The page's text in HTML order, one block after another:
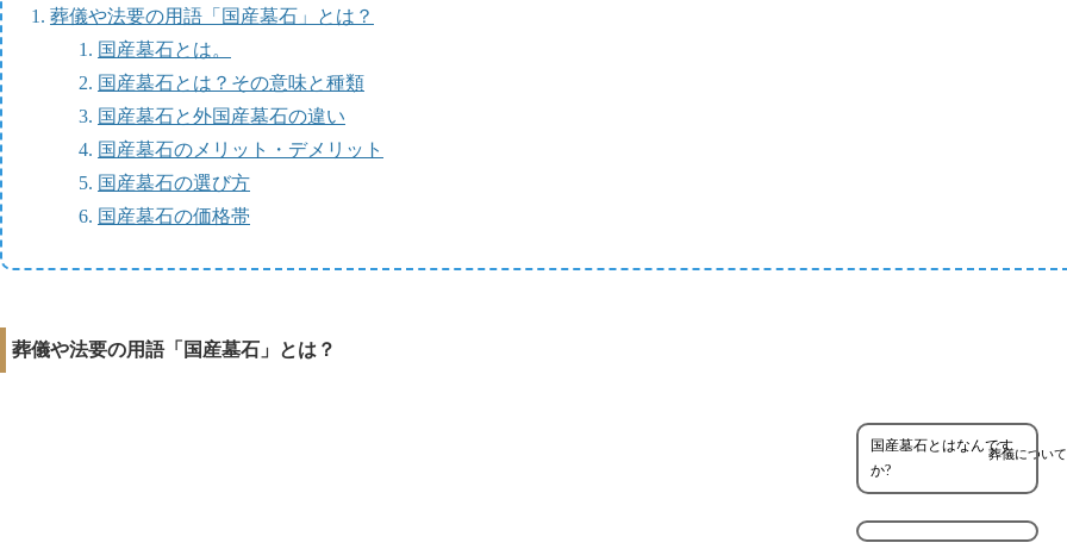
葬儀や法要の用語「国産墓石」とは？
国産墓石とは。
国産墓石とは？その意味と種類
国産墓石と外国産墓石の違い
国産墓石のメリット・デメリット
国産墓石の選び方
国産墓石の価格帯
葬儀や法要の用語「国産墓石」とは？
葬儀につい
国産墓石とはなんです
か?